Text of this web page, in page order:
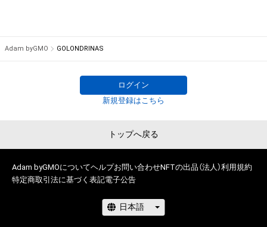
# 2/1000
Adam byGMO GOLONDRINAS
ログイン
新規登録はこちら
トップへ戻る
Adam byGMOについてヘルプお問い合わせNFTの出品（法人）利用規約
特定商取引法に基づく表記電子公告